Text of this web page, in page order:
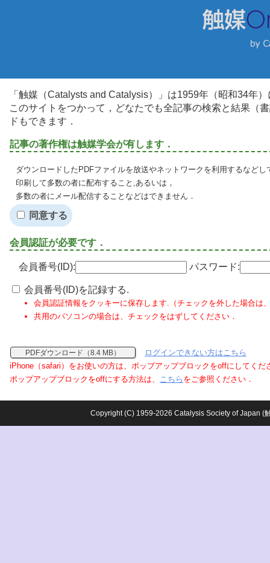
「触媒（Catalysts and Catalysis）」は1959年（昭和34年
このサイトをつかって，どなたでも全記事の検索と結果（
ドもできます．
記事の著作権は触媒学会が有します．
ダウンロードしたPDFファイルを放送やネットワークを利用するなど
印刷して多数の者に配布すること,あるいは，
多数の者にメール配信することなどはできません．
同意する
会員認証が必要です．
会員番号(ID): パスワード:
会員番号(ID)を記録する.
会員認証情報をクッキーに保存します.（チェックを外した場合は
共用のパソコンの場合は、チェックをはずしてください．
PDFダウンロード（8.4 MB）
ログインできない方はこちら
iPhone（safari）をお使いの方は、ポップアップブロックをoffにしてくだ
ポップアップブロックをoffにする方法は、 こちら をご参照ください．
Copyright (C) 1959-2026 Catalysis Society of Japan (